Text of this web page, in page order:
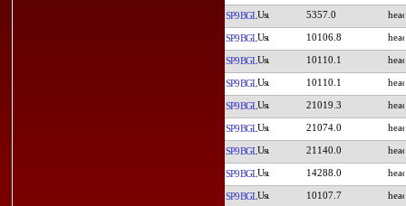
SP9BGL 5357.0
SP9BGL 10106.8
SP9BGL 10110.1
SP9BGL 10110.1
SP9BGL 21019.3
SP9BGL 21074.0
SP9BGL 21140.0
SP9BGL 14288.0
SP9BGL 10107.7